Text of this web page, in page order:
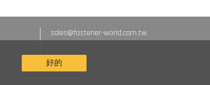
好的
sales@fastener-world.com.tw